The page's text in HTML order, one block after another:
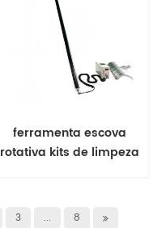
ferramenta escova
rotativa kits de limpeza
3 ...
8